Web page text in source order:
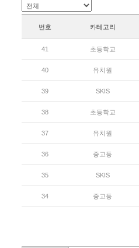
번호 카테고리
41 초등학교
40 유치원
39 SKIS
38 초등학교
37 유치원
36 중고등
35 SKIS
34 중고등